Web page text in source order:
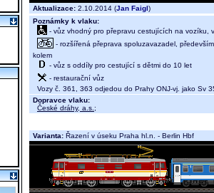
Aktualizace: 2.10.2014 (Jan Faigl)
Poznámky k vlaku:
- vůz vhodný pro přepravu cestujících na vozíku,
- rozšířená přeprava spoluzavazadel,
kolem
- vůz s oddíly pro cestující s dětmi do 10 let
- restaurační vůz
Vozy č. 361, 363 odjedou do Prahy ONJ-vj. jako Sv
Dopravce vlaku:
České dráhy, a.s. ;
Varianta: Řazení v úseku Praha hl.n. - Berlin Hbf